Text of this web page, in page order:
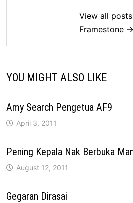
View all
Framestone →
YOU MIGHT ALSO LIKE
Amy Search Pengetua AF9
April 3, 2011
Pening Kepala Nak Berbuka
August 12, 2011
Gegaran Dirasai